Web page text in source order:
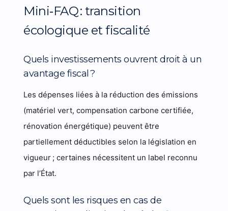
Mini‑FAQ : transition
écologique et fiscalité
Quels investissements ouvrent droit à un
avantage fiscal ?
Les dépenses liées à la réduction des émissions
(matériel vert, compensation carbone certifiée,
rénovation énergétique) peuvent être
partiellement déductibles selon la législation en
vigueur ; certaines nécessitent un label reconnu
par l’État.
Quels sont les risques en cas de